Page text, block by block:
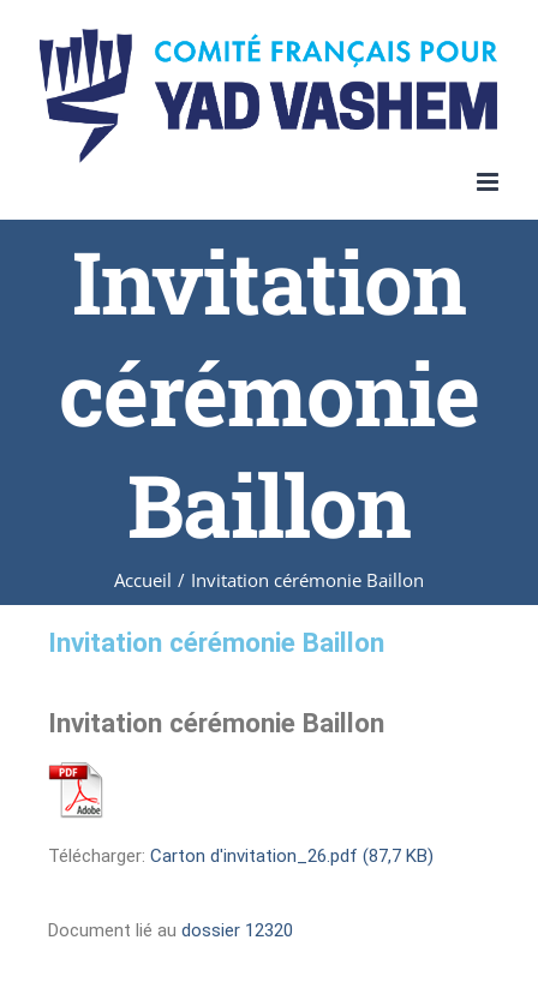
Invitation
cérémonie
Baillon
Accueil / Invitation cérémonie Baillon
Invitation cérémonie Baillon
Invitation cérémonie Baillon
Télécharger: Carton d'invitation_26.pdf (87,7 KB)
Document lié au dossier 12320